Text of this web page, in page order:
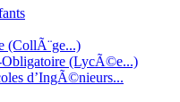
(CollÃ¨ge...)
Obligatoire (LycÃ©e...)
d’IngÃ©nieurs...